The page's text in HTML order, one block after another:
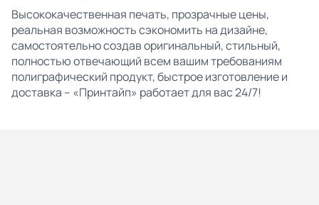
Высококачественная печать, прозрачные цены,
реальная возможность сэкономить на дизайне,
самостоятельно создав оригинальный, стильный,
полностью отвечающий всем вашим требованиям
полиграфический продукт, быстрое изготовление и
доставка – «Принтайп» работает для вас 24/7!